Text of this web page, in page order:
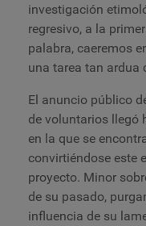
investigación
regresivo, a la
palabra, caeremos
una tarea tan ardua
El anuncio público
de voluntarios llegó
en la que se
convirtiéndose este
proyecto. Minor
de su pasado,
influencia de su